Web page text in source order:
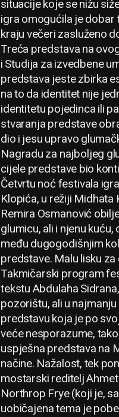
situacije koje se nižu
igra omogućila je dobar
kraju večeri zasluženo
Treća predstava na
i Studija za izvedbene
predstava jeste zbirka
na to da identitet nije
identitetu pojedinca ili
stvaranja predstave
dio i jesu upravo
Nagradu za najboljeg
cijele predstave bio
Četvrtu noć festivala
Klopića, u režiji
Remira Osmanović
glumicu, ali i njenu
među dugogodišnjim
predstave. Malu lisku
Takmičarski program
tekstu Abdulaha
pozorištu, ali u
predstavu koja je po
veće nesporazume,
uspješna predstava na
načine. Nažalost, tek
mostarski reditelj
Northrop Frye (koji je,
uobičajena tema je